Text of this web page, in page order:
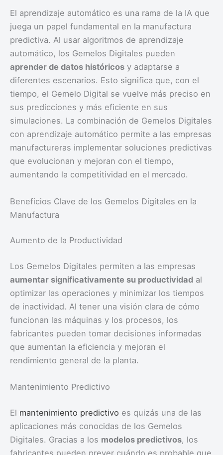
El aprendizaje automático es una rama de la IA que
juega un papel fundamental en la manufactura
predictiva. Al usar algoritmos de aprendizaje
automático, los Gemelos Digitales pueden
aprender de datos históricos y adaptarse a
diferentes escenarios. Esto significa que, con el
tiempo, el Gemelo Digital se vuelve más preciso en
sus predicciones y más eficiente en sus
simulaciones. La combinación de Gemelos Digitales
con aprendizaje automático permite a las empresas
manufactureras implementar soluciones predictivas
que evolucionan y mejoran con el tiempo,
aumentando la competitividad en el mercado.
Beneficios Clave de los Gemelos Digitales en la
Manufactura
Aumento de la Productividad
Los Gemelos Digitales permiten a las empresas
aumentar significativamente su productividad al
optimizar las operaciones y minimizar los tiempos
de inactividad. Al tener una visión clara de cómo
funcionan las máquinas y los procesos, los
fabricantes pueden tomar decisiones informadas
que aumentan la eficiencia y mejoran el
rendimiento general de la planta.
Mantenimiento Predictivo
El mantenimiento predictivo es quizás una de las
aplicaciones más conocidas de los Gemelos
Digitales. Gracias a los modelos predictivos, los
fabricantes pueden prever cuándo es probable que